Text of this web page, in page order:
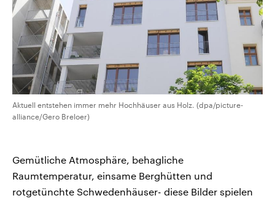
Aktuell entstehen immer mehr Hochhäuser aus Holz. (dpa/picture-
alliance/Gero Breloer)
Gemütliche Atmosphäre, behagliche
Raumtemperatur, einsame Berghütten und
rotgetünchte Schwedenhäuser- diese Bilder spielen